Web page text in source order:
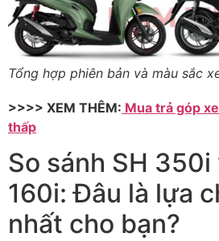
Tổng hợp phiên bản và màu sắc
>>>> XEM THÊM: Mua trả góp
thấp
So sánh SH 350i
160i: Đâu là lựa
nhất cho bạn?